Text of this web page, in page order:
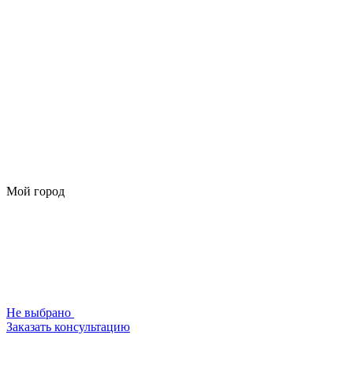
Мой город
Не выбрано
Заказать консультацию